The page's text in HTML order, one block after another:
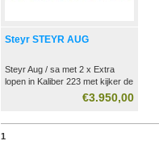
Steyr STEYR AUG
Steyr Aug / sa met 2 x Extra
lopen in Kaliber 223 met kijker de
€3.950,00
1